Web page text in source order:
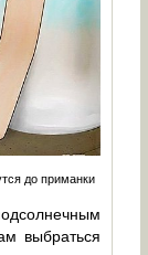
до приманки
выбраться